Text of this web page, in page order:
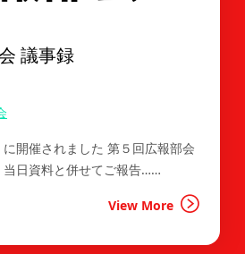
議事録
開催されました 第５回広報部会
当日資料と併せてご報告……
View More